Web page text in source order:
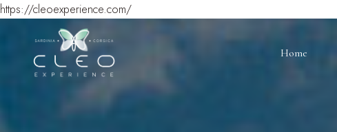
https://cleoexperience.com/
Home